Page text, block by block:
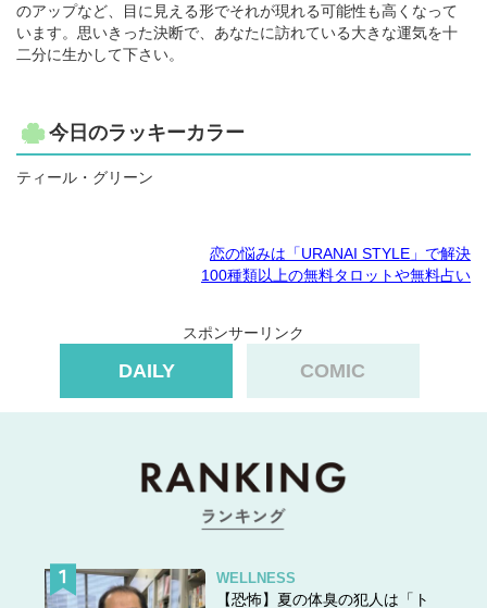
のアップなど、目に見える形でそれが現れる可能性も高くなって
います。思いきった決断で、あなたに訪れている大きな運気を十
二分に生かして下さい。
今日のラッキーカラー
ティール・グリーン
恋の悩みは「URANAI STYLE」で解決
100種類以上の無料タロットや無料占い
スポンサーリンク
DAILY COMIC
WELLNESS
【恐怖】夏の体臭の犯人は「ト